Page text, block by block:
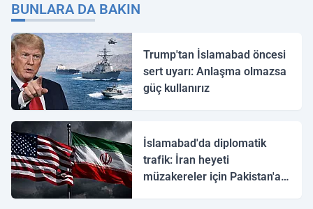
BUNLARA DA BAKIN
Trump'tan İslamabad öncesi
sert uyarı: Anlaşma olmazsa
güç kullanırız
İslamabad'da diplomatik
trafik: İran heyeti
müzakereler için Pakistan'a